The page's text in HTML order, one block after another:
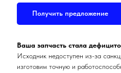
Получить предложение
Ваша запчасть стала
Исходник недоступен из-за
изготовим точную и